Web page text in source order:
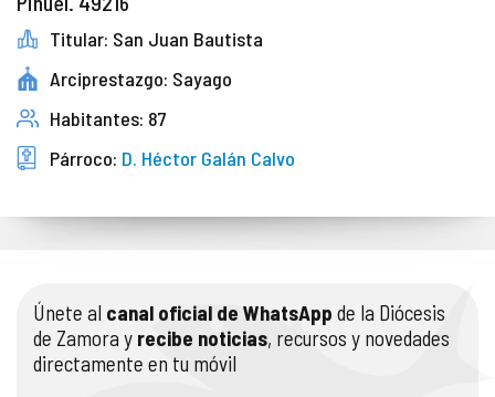
Titular: San Juan Bautista
Arciprestazgo: Sayago
Habitantes: 87
Párroco: D. Héctor Galán Calvo
Únete al canal oficial de WhatsApp de la Diócesis
de Zamora y recibe noticias, recursos y novedades
directamente en tu móvil